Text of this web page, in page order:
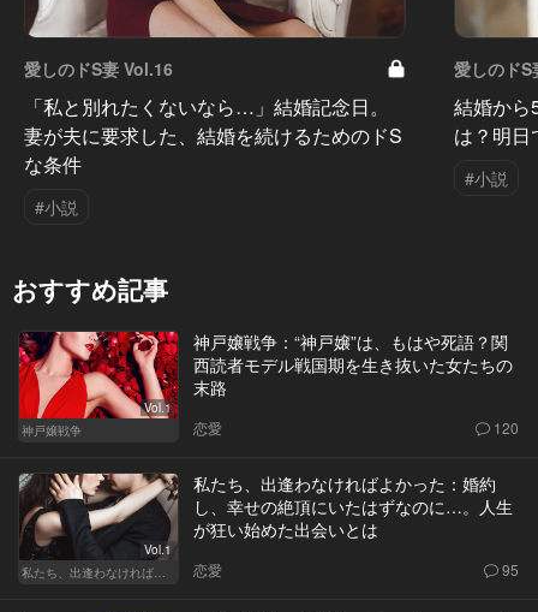
愛しのドS妻 Vol.16
「私と別れたくないなら…」結婚記念日。
妻が夫に要求した、結婚を続けるためのドS
な条件
#小説
愛しのド
結婚から
は？明
#小説
おすすめ記事
Vol.1
神戸嬢戦争
神戸嬢戦争：“神戸嬢”は、もはや死語？関
西読者モデル戦国期を生き抜いた女たちの
末路
恋愛 120
Vol.1
私たち、出逢わなければよかった
私たち、出逢わなければよかった：婚約
し、幸せの絶頂にいたはずなのに…。人生
が狂い始めた出会いとは
恋愛 95